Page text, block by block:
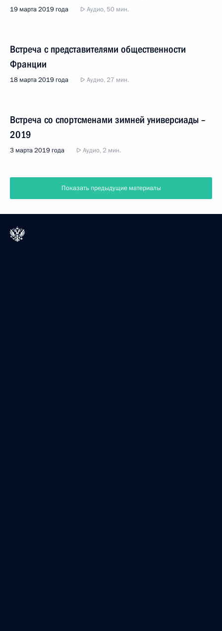
19 марта 2019 года Аудио, 50 мин.
Встреча с представителями общественности
Франции
18 марта 2019 года Аудио, 27 мин.
Встреча со спортсменами зимней универсиады –
2019
3 марта 2019 года Аудио, 2 мин.
Показать предыдущие материалы